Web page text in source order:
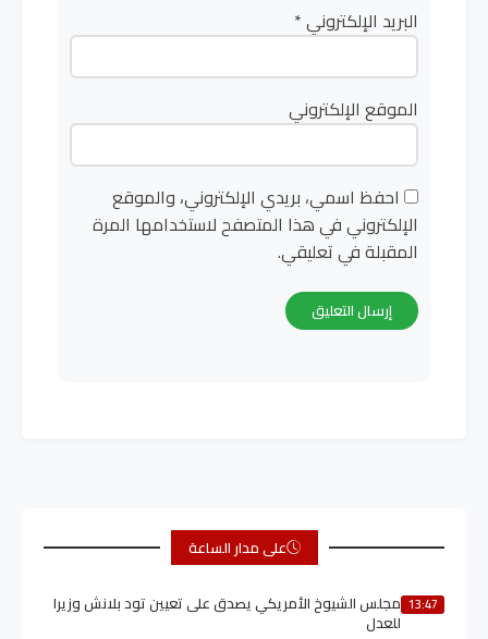
البريد الإلكتروني*
الموقع الإلكتروني
احفظ اسمي، بريدي الإلكتروني، والموقع
الإلكتروني في هذا المتصفح لاستخدامها المرة
المقبلة في تعليقي.
على مدار الساعة
13:47 مجلس الشيوخ الأمريكي يصدق على تعيين تود بلانش وزيرا
للعدل